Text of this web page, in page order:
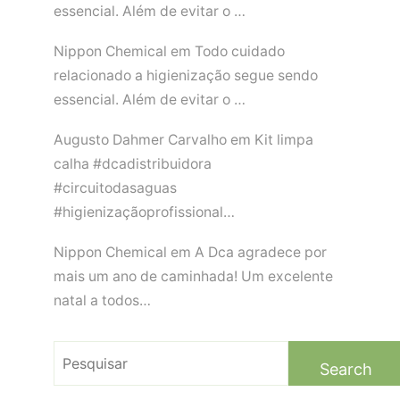
essencial. Além de evitar o …
Nippon Chemical em Todo cuidado
relacionado a higienização segue sendo
essencial. Além de evitar o …
Augusto Dahmer Carvalho em Kit limpa
calha #dcadistribuidora
#circuitodasaguas
#higienizaçãoprofissional…
Nippon Chemical em A Dca agradece por
mais um ano de caminhada! Um excelente
natal a todos…
Search
for: